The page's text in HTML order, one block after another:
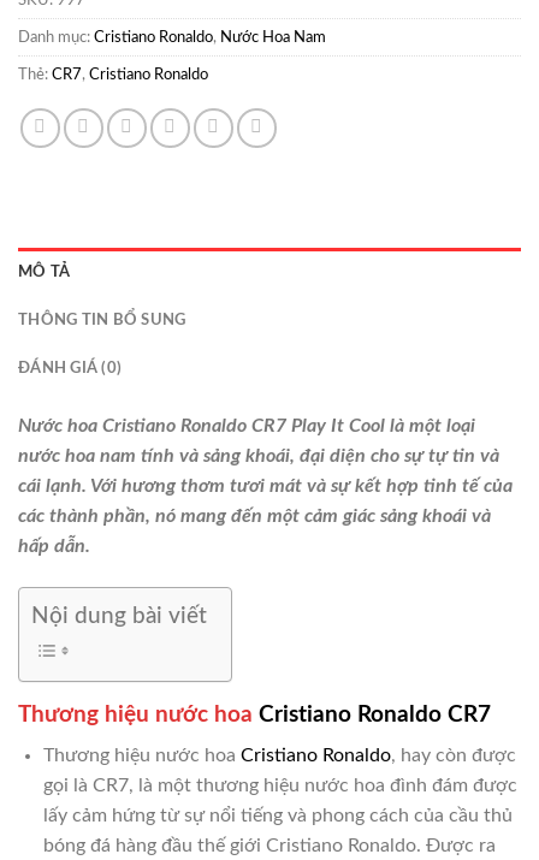
Danh mục: Cristiano Ronaldo, Nước Hoa Nam
Thẻ: CR7, Cristiano Ronaldo
MÔ TẢ
THÔNG TIN BỔ SUNG
ĐÁNH GIÁ (0)
Nước hoa Cristiano Ronaldo CR7 Play It Cool là một loại
nước hoa nam tính và sảng khoái, đại diện cho sự tự tin và
cái lạnh. Với hương thơm tươi mát và sự kết hợp tinh tế của
các thành phần, nó mang đến một cảm giác sảng khoái và
hấp dẫn.
Nội dung bài viết
Thương hiệu nước hoa Cristiano Ronaldo CR7
Thương hiệu nước hoa Cristiano Ronaldo, hay còn được
gọi là CR7, là một thương hiệu nước hoa đình đám được
lấy cảm hứng từ sự nổi tiếng và phong cách của cầu thủ
bóng đá hàng đầu thế giới Cristiano Ronaldo. Được ra